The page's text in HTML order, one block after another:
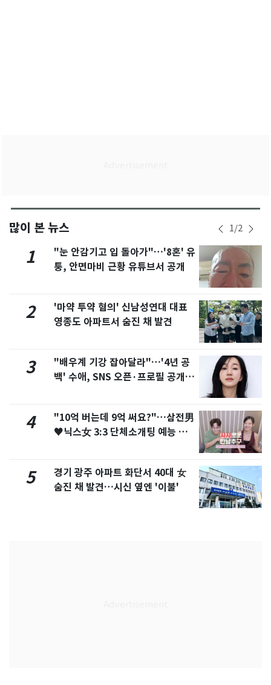
많이 본 뉴스 1/2
1
"눈 안감기고 입 돌아가"…'8혼' 유
퉁, 안면마비 근황 유튜브서 공개
2
'마약 투약 혐의' 신남성연대 대표
영종도 아파트서 숨진 채 발견
3
"배우계 기강 잡아달라"…'4년 공
백' 수애, SNS 오픈·프로필 공개
4
"10억 버는데 9억 써요?"…삼전男
♥닉스女 3:3 단체소개팅 예능 화
5
경기 광주 아파트 화단서 40대 女
숨진 채 발견…시신 옆엔 '이불'